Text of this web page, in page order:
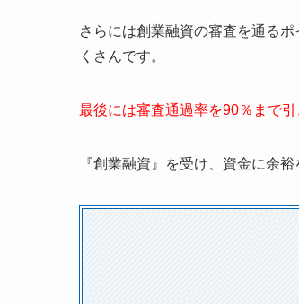
さらには創業融資の審査を通る
くさんです。
最後には審査通過率を90％まで
『創業融資』を受け、資金に余